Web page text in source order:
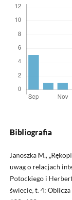
Bibliografia
Janoszka M.,
uwag o relacjach
Potockiego i
świecie, t. 4: